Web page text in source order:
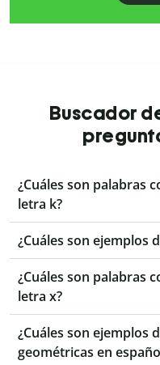
Buscador
¿Cuáles son palabras
letra k?
¿Cuáles son ejemplos
¿Cuáles son palabras
letra x?
¿Cuáles son ejemplos
geométricas en